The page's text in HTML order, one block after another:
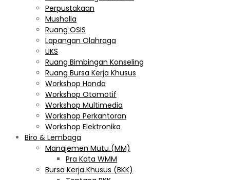
Perpustakaan
Musholla
Ruang OSIS
Lapangan Olahraga
UKS
Ruang Bimbingan Konseling
Ruang Bursa Kerja Khusus
Workshop Honda
Workshop Otomotif
Workshop Multimedia
Workshop Perkantoran
Workshop Elektronika
Biro & Lembaga
Manajemen Mutu (MM)
Pra Kata WMM
Bursa Kerja Khusus (BKK)